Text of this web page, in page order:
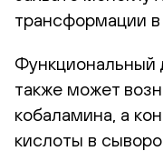
трансформации в
Функциональный
также может
кобаламина, а
кислоты в